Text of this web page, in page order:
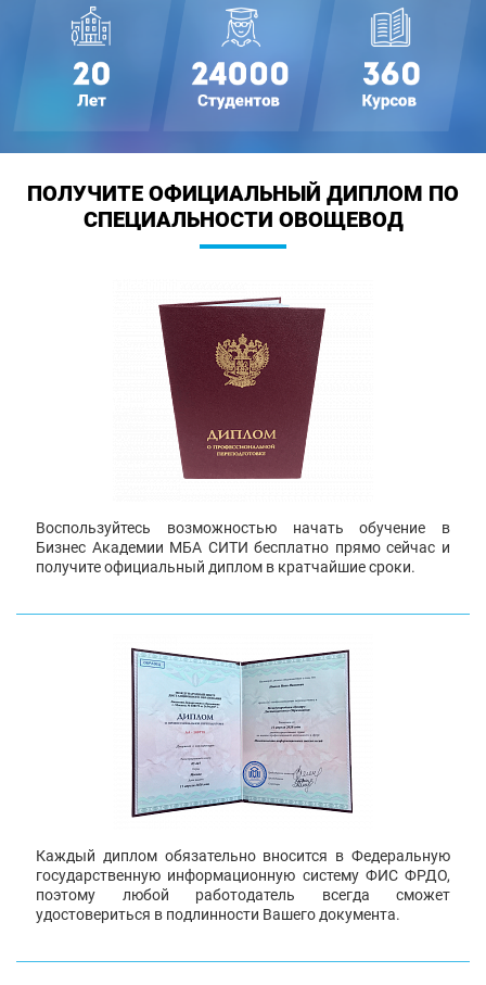
ПОЛУЧИТЕ ОФИЦИАЛЬНЫЙ ДИПЛОМ ПО
СПЕЦИАЛЬНОСТИ ОВОЩЕВОД
Воспользуйтесь возможностью начать обучение в
Бизнес Академии МБА СИТИ бесплатно прямо сейчас и
получите официальный диплом в кратчайшие сроки.
Каждый диплом обязательно вносится в Федеральную
государственную информационную систему ФИС ФРДО,
поэтому любой работодатель всегда сможет
удостовериться в подлинности Вашего документа.